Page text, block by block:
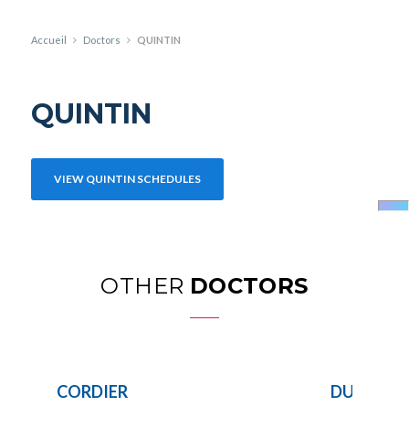
Accueil Doctors QUINTIN
QUINTIN
VIEW QUINTIN SCHEDULES
OTHER DOCTORS
CORDIER